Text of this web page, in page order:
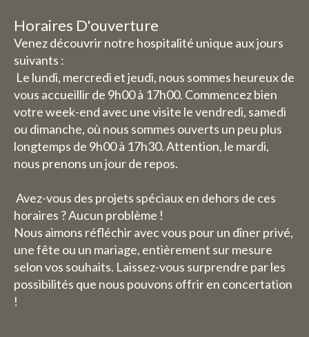
Horaires D'ouverture
Venez découvrir notre hospitalité unique aux jours
suivants :
Le lundi, mercredi et jeudi, nous sommes heureux de
vous accueillir de 9h00 à 17h00. Commencez bien
votre week-end avec une visite le vendredi, samedi
ou dimanche, où nous sommes ouverts un peu plus
longtemps de 9h00 à 17h30. Attention, le mardi,
nous prenons un jour de repos.
Avez-vous des projets spéciaux en dehors de ces
horaires ? Aucun problème !
Nous aimons réfléchir avec vous pour un dîner privé,
une fête ou un mariage, entièrement sur mesure
selon vos souhaits. Laissez-vous surprendre par les
possibilités que nous pouvons offrir en concertation
!
horaires d'ouverture / jours de
fermeture modifiés.
Daghoreca :
Mercredi 29 et jeudi 30 juillet,
notre service de restauration
sera fermé (vous pourrez
cependant toujours réserver
des chambres).
Le vendredi 31 juillet jusqu'au
dimanche 1er août, nous serons
heureux de vous accueillir de
9h00 à 17h30.
La semaine du 3 au 9 août, nous
serons entièrement fermés (y